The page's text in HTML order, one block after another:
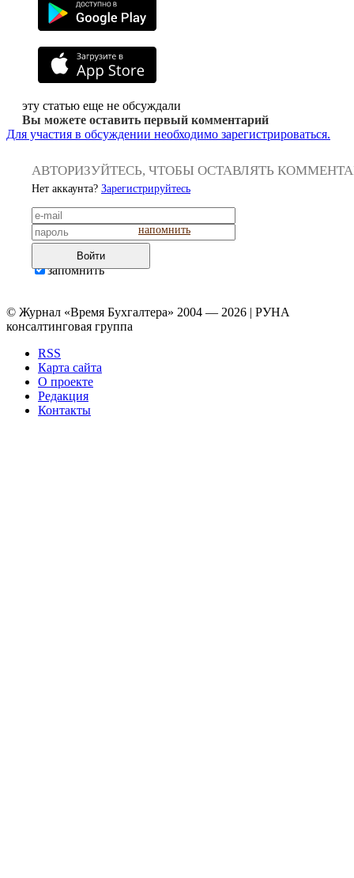
эту статью еще не обсуждали
Вы можете оставить первый комментарий
Для участия в обсуждении необходимо зарегистрироваться.
АВТОРИЗУЙТЕСЬ, ЧТОБЫ ОСТАВЛЯТЬ
Нет аккаунта? Зарегистрируйтесь
напомнить
Войти
запомнить
© Журнал «Время Бухгалтера» 2004 — 2026 | РУНА
консалтинговая группа
RSS
Карта сайта
О проекте
Редакция
Контакты